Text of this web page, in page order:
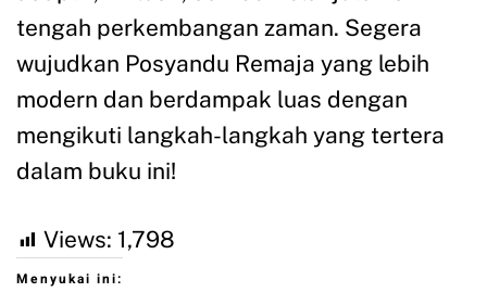
tengah perkembangan zaman. Segera
wujudkan Posyandu Remaja yang lebih
modern dan berdampak luas dengan
mengikuti langkah-langkah yang tertera
dalam buku ini!
Views: 1,798
Menyukai ini: